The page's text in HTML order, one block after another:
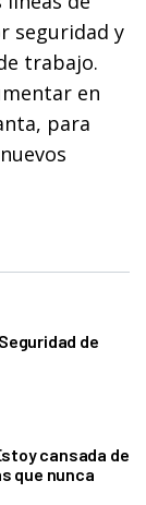
seguridad y
trabajo.
en
para
de
cansada de
que nunca